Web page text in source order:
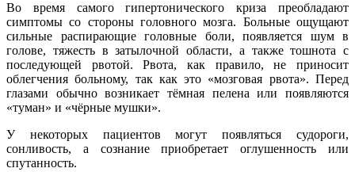
Во время самого гипертонического криза преобладают
симптомы со стороны головного мозга. Больные ощущают
сильные распирающие головные боли, появляется шум в
голове, тяжесть в затылочной области, а также тошнота с
последующей рвотой. Рвота, как правило, не приносит
облегчения больному, так как это «мозговая рвота». Перед
глазами обычно возникает тёмная пелена или появляются
«туман» и «чёрные мушки».
У некоторых пациентов могут появляться судороги,
сонливость, а сознание приобретает оглушенность или
спутанность.